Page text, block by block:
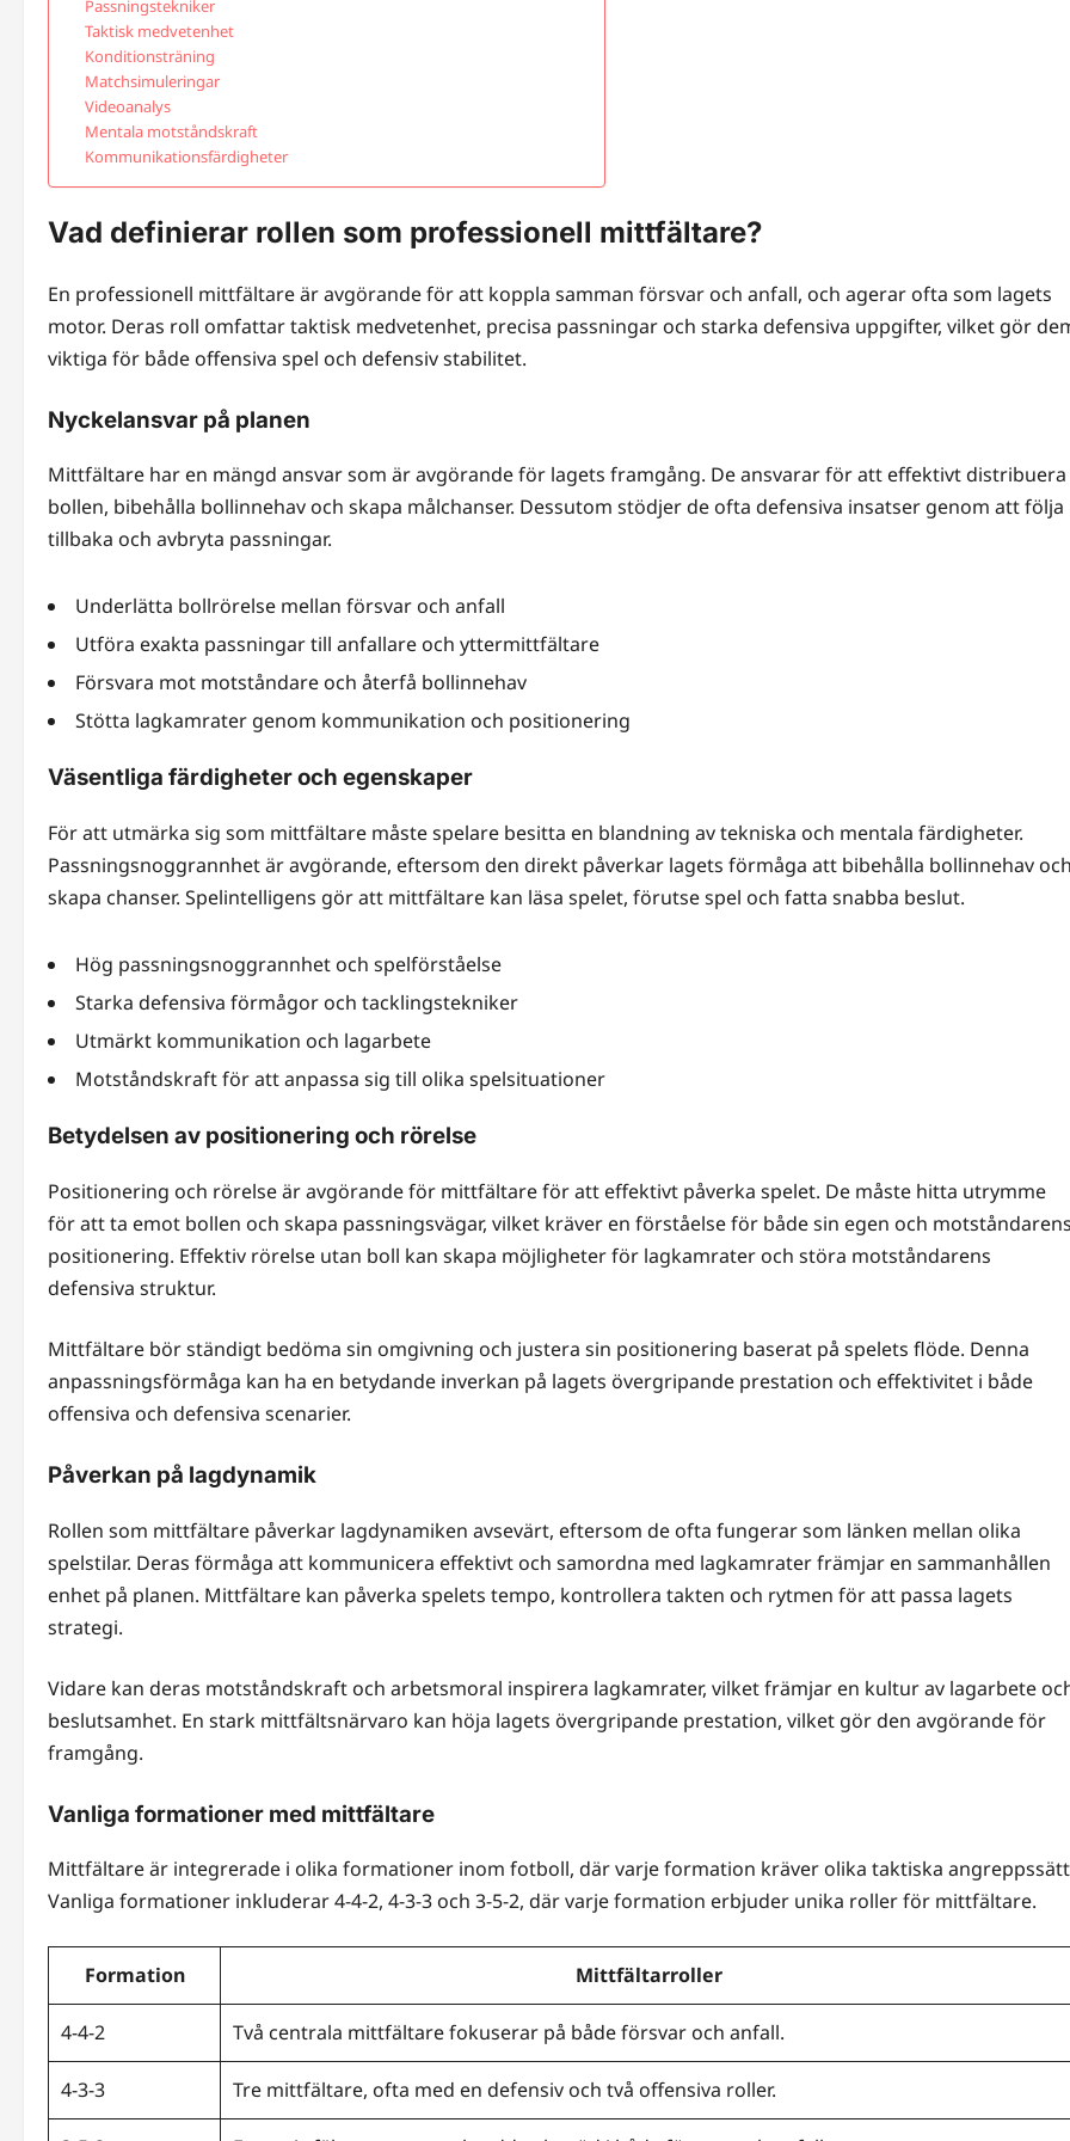
Passningstekniker
Taktisk medvetenhet
Konditionsträning
Matchsimuleringar
Videoanalys
Mentala motståndskraft
Kommunikationsfärdigheter
Vad definierar rollen som professionell mittfältare?
En professionell mittfältare är avgörande för att koppla samman försvar och anfall, och agerar ofta som lagets
motor. Deras roll omfattar taktisk medvetenhet, precisa passningar och starka defensiva uppgifter, vilket gör
viktiga för både offensiva spel och defensiv stabilitet.
Nyckelansvar på planen
Mittfältare har en mängd ansvar som är avgörande för lagets framgång. De ansvarar för att effektivt distribuera
bollen, bibehålla bollinnehav och skapa målchanser. Dessutom stödjer de ofta defensiva insatser genom att följa
tillbaka och avbryta passningar.
Underlätta bollrörelse mellan försvar och anfall
Utföra exakta passningar till anfallare och yttermittfältare
Försvara mot motståndare och återfå bollinnehav
Stötta lagkamrater genom kommunikation och positionering
Väsentliga färdigheter och egenskaper
För att utmärka sig som mittfältare måste spelare besitta en blandning av tekniska och mentala färdigheter.
Passningsnoggrannhet är avgörande, eftersom den direkt påverkar lagets förmåga att bibehålla bollinnehav
skapa chanser. Spelintelligens gör att mittfältare kan läsa spelet, förutse spel och fatta snabba beslut.
Hög passningsnoggrannhet och spelförståelse
Starka defensiva förmågor och tacklingstekniker
Utmärkt kommunikation och lagarbete
Motståndskraft för att anpassa sig till olika spelsituationer
Betydelsen av positionering och rörelse
Positionering och rörelse är avgörande för mittfältare för att effektivt påverka spelet. De måste hitta utrymme
för att ta emot bollen och skapa passningsvägar, vilket kräver en förståelse för både sin egen och
positionering. Effektiv rörelse utan boll kan skapa möjligheter för lagkamrater och störa motståndarens
defensiva struktur.
Mittfältare bör ständigt bedöma sin omgivning och justera sin positionering baserat på spelets flöde. Denna
anpassningsförmåga kan ha en betydande inverkan på lagets övergripande prestation och effektivitet i både
offensiva och defensiva scenarier.
Påverkan på lagdynamik
Rollen som mittfältare påverkar lagdynamiken avsevärt, eftersom de ofta fungerar som länken mellan olika
spelstilar. Deras förmåga att kommunicera effektivt och samordna med lagkamrater främjar en sammanhållen
enhet på planen. Mittfältare kan påverka spelets tempo, kontrollera takten och rytmen för att passa lagets
strategi.
Vidare kan deras motståndskraft och arbetsmoral inspirera lagkamrater, vilket främjar en kultur av lagarbete
beslutsamhet. En stark mittfältsnärvaro kan höja lagets övergripande prestation, vilket gör den avgörande för
framgång.
Vanliga formationer med mittfältare
Mittfältare är integrerade i olika formationer inom fotboll, där varje formation kräver olika taktiska
Vanliga formationer inkluderar 4-4-2, 4-3-3 och 3-5-2, där varje formation erbjuder unika roller för mittfältare.
Formation Mittfältarroller
4-4-2 Två centrala mittfältare fokuserar på både försvar och anfall.
4-3-3 Tre mittfältare, ofta med en defensiv och två offensiva roller.